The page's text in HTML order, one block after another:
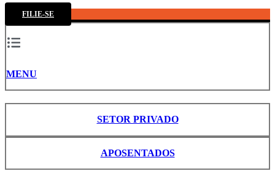
FILIE-SE
MENU
SETOR PRIVADO
APOSENTADOS